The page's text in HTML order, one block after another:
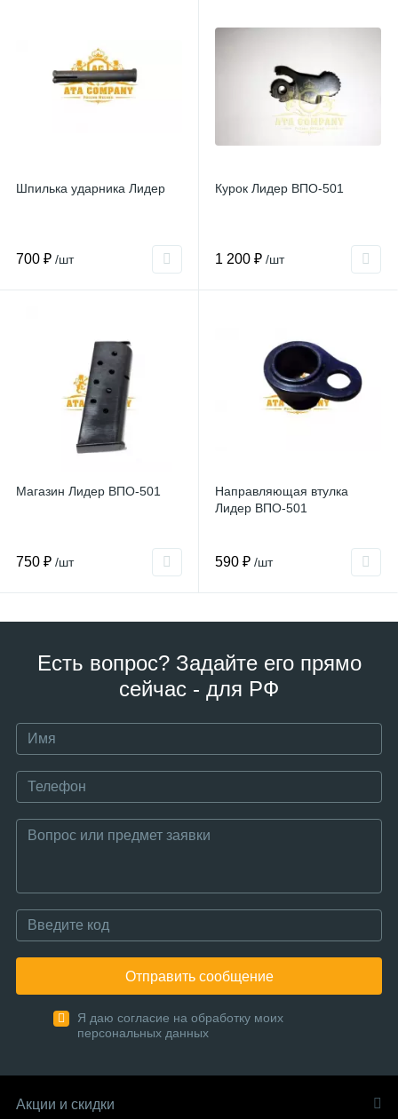
Шпилька ударника Лидер
700 ₽ /шт
Курок Лидер ВПО-501
1 200 ₽ /шт
Магазин Лидер ВПО-501
750 ₽ /шт
Направляющая втулка
Лидер ВПО-501
590 ₽ /шт
Есть вопрос? Задайте его прямо
сейчас - для РФ
Отправить сообщение
Я даю согласие на обработку моих
персональных данных
Акции и скидки